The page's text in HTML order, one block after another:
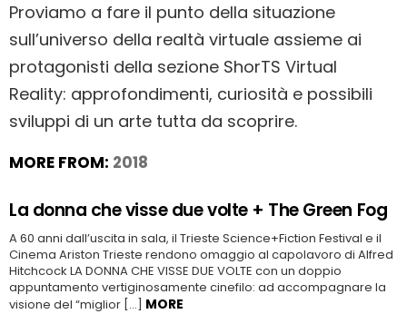
Proviamo a fare il punto della situazione
sull’universo della realtà virtuale assieme ai
protagonisti della sezione ShorTS Virtual
Reality: approfondimenti, curiosità e possibili
sviluppi di un arte tutta da scoprire.
MORE FROM: 2018
La donna che visse due volte + The Green Fog
A 60 anni dall’uscita in sala, il Trieste Science+Fiction Festival e il
Cinema Ariston Trieste rendono omaggio al capolavoro di Alfred
Hitchcock LA DONNA CHE VISSE DUE VOLTE con un doppio
appuntamento vertiginosamente cinefilo: ad accompagnare la
visione del “miglior […] MORE